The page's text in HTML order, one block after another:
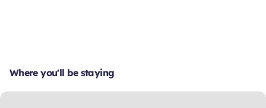
Where you'll be staying